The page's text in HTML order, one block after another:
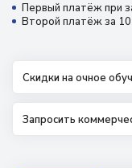
Первый платёж при
Второй платёж за
Скидки на очное
Запросить